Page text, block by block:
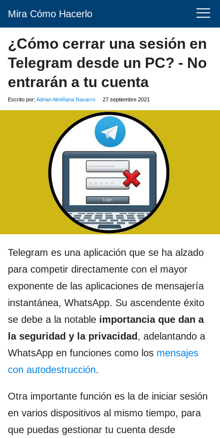
Mira Cómo Hacerlo
¿Cómo cerrar una sesión en
Telegram desde un PC? - No
entrarán a tu cuenta
Escrito por: Adrian Almiñana Navarro 27 septiembre 2021
Telegram es una aplicación que se ha alzado
para competir directamente con el mayor
exponente de las aplicaciones de mensajería
instantánea, WhatsApp. Su ascendente éxito
se debe a la notable importancia que dan a
la seguridad y la privacidad , adelantando a
WhatsApp en funciones como los mensajes
con autodestrucción.
Otra importante función es la de iniciar sesión
en varios dispositivos al mismo tiempo, para
que puedas gestionar tu cuenta desde